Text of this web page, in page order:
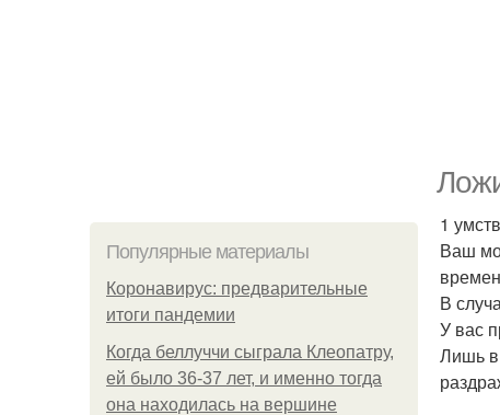
Популярные материалы
Коронавирус: предварительные
итоги пандемии
Когда беллуччи сыграла Клеопатру,
ей было 36-37 лет, и именно тогда
она находилась на вершине
1
Ваш
В
У вас
Лишь в